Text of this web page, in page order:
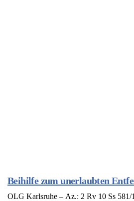
Beihilfe zum unerlaubten
OLG Karlsruhe – Az.: 2 Rv 10 Ss